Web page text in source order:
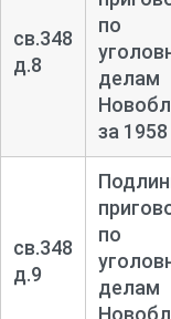
св.348
д.8
по
делам
за
св.348
д.9
по
делам